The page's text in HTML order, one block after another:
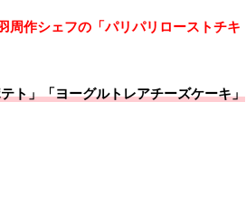
周作シェフの「パリパリローストチキ
ト」「ヨーグルトレアチーズケーキ」